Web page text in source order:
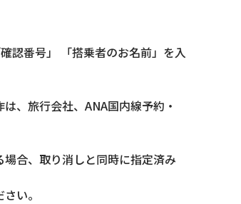
認番号」 「搭乗者のお名前」を入
、旅行会社、ANA国内線予約・
合、取り消しと同時に指定済み
い。